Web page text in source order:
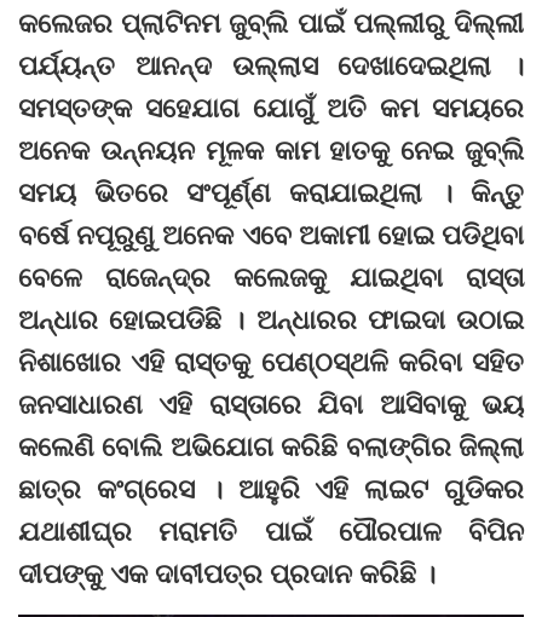
କଲେଜର ପ୍ଲାଟିନମ ଜୁବ୍‌ଲି ପାଇଁ ପଲ୍ଲୀରୁ ଦିଲ୍ଲୀ
ପର୍ଯ୍ୟନ୍ତ ଆନନ୍ଦ ଉଲ୍ଲାସ ଦେଖାଦେଇଥିଲା ।
ସମସ୍ତଙ୍କ ସହେଯାଗ ଯୋଗୁଁ ଅତି କମ ସମୟରେ
ଅନେକ ଉନ୍ନୟନ ମୂଳକ କାମ ହାତକୁ ନେଇ ଜୁବ୍‌ଲି
ସମୟ ଭିତରେ ସଂପୂର୍ଣ୍ଣ କରାଯାଇଥିଲା । କିନ୍ତୁ
ବର୍ଷେ ନପୂରୁଣୁ ଅନେକ ଏବେ ଅକାମୀ ହୋଇ ପଡିଥିବା
ବେଳେ ରାଜେନ୍ଦ୍ର କଲେଜକୁ ଯାଇଥିବା ରାସ୍ତା
ଅନ୍ଧାର ହୋଇପଡିଛି । ଅନ୍ଧାରର ଫାଇଦା ଉଠାଇ
ନିଶାଖୋର ଏହି ରାସ୍ତକୁ ପେଣ୍ଠସ୍ଥଳି କରିବା ସହିତ
ଜନସାଧାରଣ ଏହି ରାସ୍ତାରେ ଯିବା ଆସିବାକୁ ଭୟ
କଲେଣି ବୋଲି ଅଭିଯୋଗ କରିଛି ବଲାଙ୍ଗିର ଜିଲ୍ଲା
ଛାତ୍ର କଂଗ୍ରେସ । ଆହୁରି ଏହି ଲାଇଟ ଗୁଡିକର
ଯଥାଶୀଘ୍ର ମରାମତି ପାଇଁ ପୌରପାଳ ବିପିନ
ଦୀପଙ୍କୁ ଏକ ଦାବୀପତ୍ର ପ୍ରଦାନ କରିଛି ।